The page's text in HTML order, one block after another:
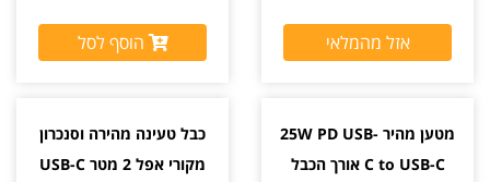
אזל מהמלאי הוסף לסל
מטען מהיר 25W PD USB-
C to USB-C אורך הכבל
כבל טעינה מהירה וסנכרון
מקורי אפל 2 מטר USB-C